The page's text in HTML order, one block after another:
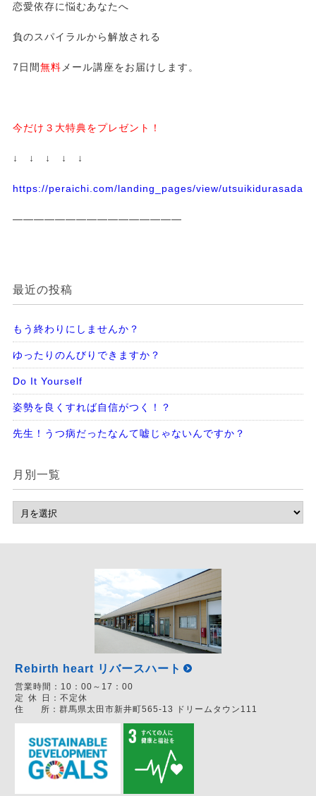
恋愛依存に悩むあなたへ
負のスパイラルから解放される
7日間無料 メール講座をお届けします。
今だけ３大特典をプレゼント！
↓ ↓ ↓ ↓ ↓
https://peraichi.com/landing_pages/view/
————————————————
最近の投稿
もう終わりにしませんか？
ゆったりのんびりできますか？
Do It Yourself
姿勢を良くすれば自信がつく！？
先生！うつ病だったなんて嘘じゃないんですか？
月別一覧
Rebirth heart リバースハート
営業時間： 10：00～17：00
定 休 日： 不定休
住
所： 群馬県太田市新井町565-13 ドリームタウン111